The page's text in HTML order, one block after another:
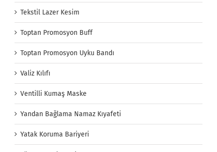
Tekstil Lazer Kesim
Toptan Promosyon Buff
Toptan Promosyon Uyku Bandı
Valiz Kılıfı
Ventilli Kumaş Maske
Yandan Bağlama Namaz Kıyafeti
Yatak Koruma Bariyeri